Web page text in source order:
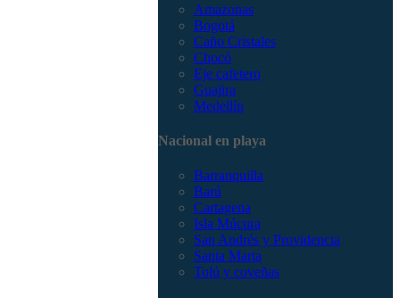
Amazonas
Bogotá
Caño Cristales
Chocó
Eje cafetero
Guajira
Medellín
Nacional en playa
Barranquilla
Barú
Cartagena
Isla Múcura
San Andrés y Providencia
Santa Marta
Tolú y coveñas